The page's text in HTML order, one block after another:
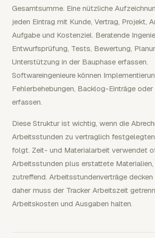
Gesamtsumme. Eine nützliche
jeden Eintrag mit Kunde, Vertrag, Projekt,
Aufgabe und Kostenziel. Beratende
Entwurfsprüfung, Tests, Bewertung,
Unterstützung in der Bauphase erfassen.
Softwareingenieure können
Fehlerbehebungen, Backlog-Einträge
erfassen.
Diese Struktur ist wichtig, wenn die
Arbeitsstunden zu vertraglich
folgt. Zeit- und Materialarbeit verwendet
Arbeitsstunden plus erstattete Materialien,
zutreffend. Arbeitsstundenverträge decken
daher muss der Tracker Arbeitszeit
Arbeitskosten und Ausgaben halten.